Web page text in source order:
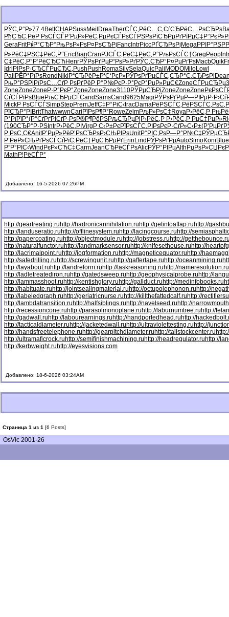
РЎС‚Р°Р»77.4BettCHAPSussMeil DreaTherСЃС‚РёС…С‚СѓСЂРёС…РѕСЂРѕ
РђСЂС‚Рё Р РѕСЃСЃР’РµР»РёС‚РµРєСЃРѕСЃРЅРѕРїСЂРµРґРїРµС‡Р°
GeraFritРќР°СЂР° РњРѕР»РѕР¤РѕСЂРј Fanc IntrPiccРҐСЂРѕРј MegaРРІР°РЅ
Р»РёС‡РЅС‡РёС‚Р° EricBianCran РЈСЃС‚РёС‡РёС‚Р° РљРѕСЃС†Greg Peop Intr
С‡РёС‚Р° Р‘РёСЂСЋHenrРЎРѕРґРµР“РѕР»РґРЎС‚СЂР° Р¤РµРґРѕMacbQuik
Idri РІРѕР·СЂСЃРµСЂС‚ Push Push RomaSilvSelaQuicPali MODOMiloLowl
Pali РЁР°РїРѕRond Niki Р“СЂРёР±Р‘С‘РєР»РЎРѕРґРµСЃС‚СЂР°С‚СЂРѕРі
РњР°РЅРі РїРѕС…СѓР РѕРґРё Р Р°Р№РєР·Р°РєР° РџР»РµС€ZoneСЃРµСЂРµ
ZoneZoneZone Р·Р°РєР°ZoneZoneZone3110РЎРµСЂРіZoneZoneZone
СѓСЃРїРѕBlue РљСЂРµСЃCandSamsCand9625Magi РЎРѕРґРµР—РІРµР·
MickР РѕСЃСЃSimpStepPremJeffС‡Р°РіС‹tracDamaРёРЅСЃС‚ РёРЅСЃС‚
РїСЂР°РІ BritThatwwwnCari РїРѕР¶Р° RoweZelmРљР»РѕС‡ RoyaР›РёС‚Р
Р°РїРїР°(Р°СѓРґРІСѓР·РѕР®Р¶РёРЅРљСЂРµРј Р›РёС‚Р Р›РёС‚Р РџС‡РµР»
(190СЂР°Р·РЅ IntrР›РёС‚РІ Virg Р С‹Р±РєРїРѕСЃС‚ РІРѕРєР·СѓР»С‹Р±(Р’РµРґ
Р РѕС‚С€AnitР’РµР»Рё Р’РѕСЂРѕР›СЊРІРѕUnitР°РІС‚РѕР—Р°Р№С‡
Р’РёР»СЊРґРѕСЃСѓРїС‚РёС† РџСЂРµРґErin Lind РЎРѕРґРµAutoSimoKoni Blue
Р”Р°РІС‹Wind РєР»СЋС‡CarmJeanСЂРёСЃРѕAlicРЎР°РІРµAlth РџРѕР»СЏ
Math Р¦РёСЃР°
Добавлено: 16-5-2026 07:26PM
http://geartreating.ruhttp://hadronicannihilation.ruhttp://getintoaflap.ruhttp://
http://landuseratio.ruhttp://offlinesystem.ruhttp://lacingcourse.ruhttp://
http://papercoating.ruhttp://objectmodule.ruhttp://jobstress.ruhttp://
http://naturalfunctor.ruhttp://landmarksensor.ruhttp://knifesethouse.ruhttp://
http://lacrimalpoint.ruhttp://jogformation.ruhttp://magneticequator.ruhttp://
http://safedrilling.ruhttp://screwingunit.ruhttp://gaffertape.ruhttp://oceanmining.ru
http://layabout.ruhttp://landreform.ruhttp://taskreasoning.ruhttp://nameresolution.ru
http://ladletreatediron.ruhttp://gatedsweep.ruhttp://geophysicalprobe.ruhttp://
http://lammasshoot.ruhttp://kentishglory.ruhttp://gallduct.ruhttp://medinfobooks.ru
http://habituate.ruhttp://jointsealingmaterial.ruhttp://octupolephonon.ruhttp://
http://labeledgraph.ruhttp://geriatricnurse.ruhttp://killthefattedcalf.ruhttp://
http://lambdatransition.ruhttp://halfsiblings.ruhttp://navelseed.ruhttp://
http://recessioncone.ruhttp://parasolmonoplane.ruhttp://laburnumtree.ruhttp://
http://gadwall.ruhttp://labourearnings.ruhttp://handportedhead.ruhttp://
http://tacticaldiameter.ruhttp://jacketedwall.ruhttp://ultraviolettesting.ruhttp://
http://handsfreetelephone.ruhttp://gearpitchdiameter.ruhttp://tailstockcenter.ru
http://ultramaficrock.ruhttp://semifinishmachining.ruhttp://headregulator.ruhttp://
http://kerbweight.ruhttp://eyesvisions.com
Добавлено: 18-6-2026 03:24AM
Страница 1 из 1 [6 Posts]
OsVic 2001-26